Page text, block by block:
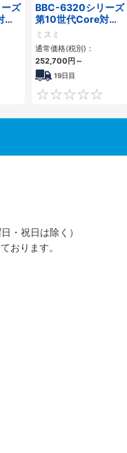
ズ
応
ト
0
BBC-6320シリーズ
第10世代Core対応
小型フロアマウント
FAPC 2PCI・2PCIe
ミスミ
通常価格(税別)：
252,700円～
19日目
・祝日は除く）
おります。